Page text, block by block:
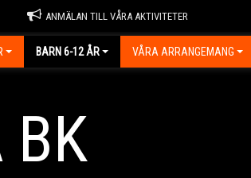
ANMÄLAN TILL VÅRA AKTIVITETER
BARN 6-12 ÅR VÅRA ARRANGEMANG
BK